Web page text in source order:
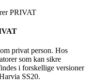
PRIVAT
privat person. Hos
som kan sikre
i forskellige versioner
SS20.